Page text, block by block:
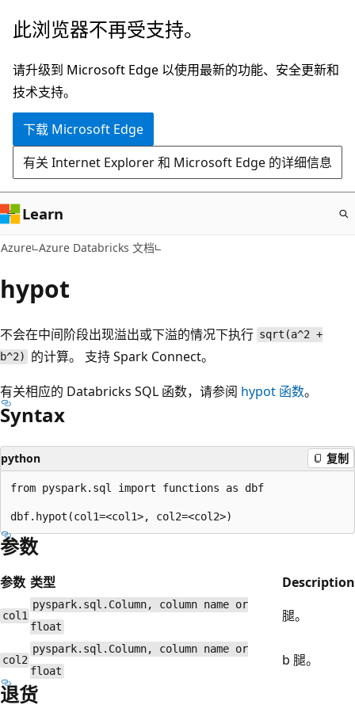
跳
主
要
内
此浏览器不再受支持。
请升级到 Microsoft Edge 以使用最新的功能、安全更新和
技术支持。
下载 Microsoft Edge
有关 Internet Explorer 和 Microsoft Edge 的详细信息
Learn
Azure Azure Databricks 文档
hypot
不会在中间阶段出现溢出或下溢的情况下执行 sqrt(a^2 +
b^2)
的计算。 支持 Spark Connect。
有关相应的 Databricks SQL 函数，请参阅 hypot 函数。
Syntax
python 复制
from pyspark.sql import functions as dbf
参数
参数 类型 Description
col1
pyspark.sql.Column, column name or
float
腿。
col2
pyspark.sql.Column, column name or
float
b 腿。
退货